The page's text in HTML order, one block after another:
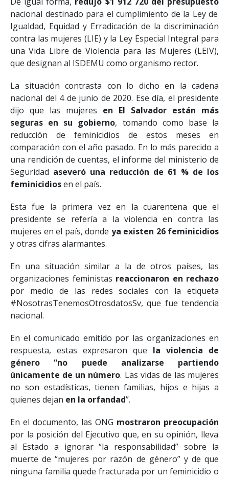
De igual forma, redujo $1 912 720 del presupuesto
nacional destinado para el cumplimiento de la Ley de
Igualdad, Equidad y Erradicación de la discriminación
contra las mujeres (LIE) y la Ley Especial Integral para
una Vida Libre de Violencia para las Mujeres (LEIV),
que designan al ISDEMU como organismo rector.
La situación contrasta con lo dicho en la cadena
nacional del 4 de junio de 2020. Ese día, el presidente
dijo que las mujeres en El Salvador están más
seguras en su gobierno, tomando como base la
reducción de feminicidios de estos meses en
comparación con el año pasado. En lo más parecido a
una rendición de cuentas, el informe del ministerio de
Seguridad aseveró una reducción de 61 % de los
feminicidiosen el país.
Esta fue la primera vez en la cuarentena que el
presidente se refería a la violencia en contra las
mujeres en el país, donde ya existen 26 feminicidios
y otras cifras alarmantes.
En una situación similar a la de otros países, las
organizaciones feministas reaccionaron en rechazo
por medio de las redes sociales con la etiqueta
#NosotrasTenemosOtrosdatosSv, que fue tendencia
nacional.
En el comunicado emitido por las organizaciones en
respuesta, estas expresaron que la violencia de
género “no puede analizarse partiendo
únicamente de un número. Las vidas de las mujeres
no son estadísticas, tienen familias, hijos e hijas a
quienes dejan en la orfandad ”.
En el documento, las ONG mostraron preocupación
por la posición del Ejecutivo que, en su opinión, lleva
al Estado a ignorar “la responsabilidad” sobre la
muerte de “mujeres por razón de género” y de que
ninguna familia quede fracturada por un feminicidio o